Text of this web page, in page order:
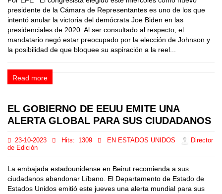
presidente de la Cámara de Representantes es uno de los que
intentó anular la victoria del demócrata Joe Biden en las
presidenciales de 2020. Al ser consultado al respecto, el
mandatario negó estar preocupado por la elección de Johnson y
la posibilidad de que bloquee su aspiración a la reel...
Read more
EL GOBIERNO DE EEUU EMITE UNA
ALERTA GLOBAL PARA SUS CIUDADANOS
23-10-2023 Hits: 1309 EN ESTADOS UNIDOS
Director
de Edición
La embajada estadounidense en Beirut recomienda a sus
ciudadanos abandonar Líbano. El Departamento de Estado de
Estados Unidos emitió este jueves una alerta mundial para sus